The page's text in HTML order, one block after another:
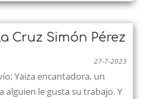
Cruz Simón Pérez
27-7-2023
Yaiza encantadora, un
le gusta su trabajo. Y